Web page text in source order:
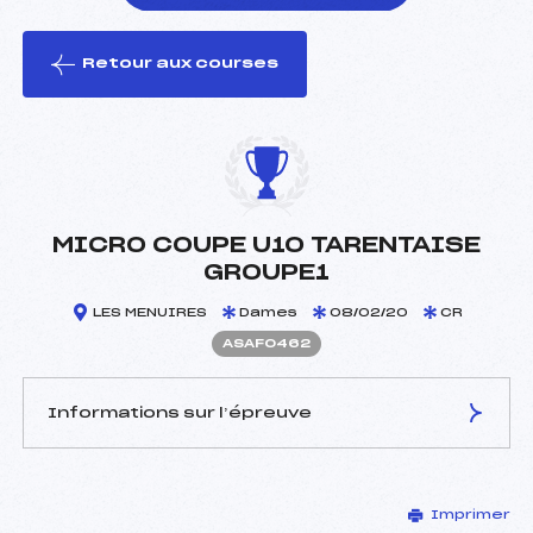
le ski
Retour aux courses
MICRO COUPE U10 TARENTAISE
GROUPE1
LES MENUIRES Dames 08/02/20 CR
ASAF0462
Informations sur l’épreuve
BELLIN GUILLAUME (SA)
Imprimer